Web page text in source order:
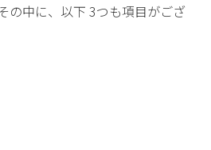
の中に、以下 3つも項目がござ